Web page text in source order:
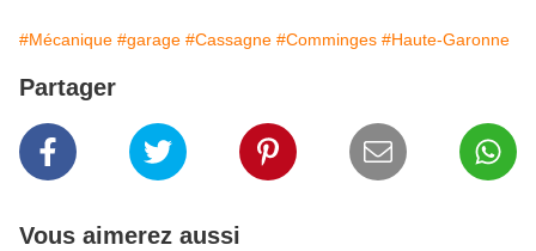
#Mécanique #garage #Cassagne #Comminges #Haute-Garonne
Partager
Vous aimerez aussi